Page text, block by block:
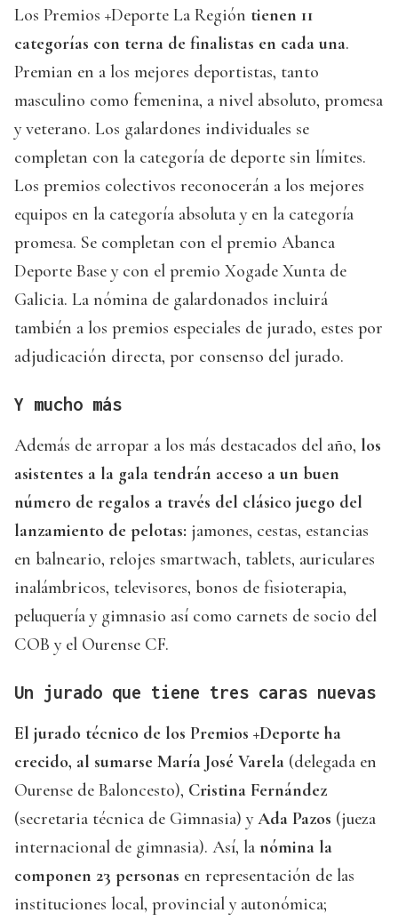
Los Premios +Deporte La Región tienen 11
categorías con terna de finalistas en cada una.
Premian en a los mejores deportistas, tanto
masculino como femenina, a nivel absoluto, promesa
y veterano. Los galardones individuales se
completan con la categoría de deporte sin límites.
Los premios colectivos reconocerán a los mejores
equipos en la categoría absoluta y en la categoría
promesa. Se completan con el premio Abanca
Deporte Base y con el premio Xogade Xunta de
Galicia. La nómina de galardonados incluirá
también a los premios especiales de jurado, estes por
adjudicación directa, por consenso del jurado.
Y mucho más
Además de arropar a los más destacados del año, los
asistentes a la gala tendrán acceso a un buen
número de regalos a través del clásico juego del
lanzamiento de pelotas: jamones, cestas, estancias
en balneario, relojes smartwach, tablets, auriculares
inalámbricos, televisores, bonos de fisioterapia,
peluquería y gimnasio así como carnets de socio del
COB y el Ourense CF.
Un jurado que tiene tres caras nuevas
El jurado técnico de los Premios +Deporte ha
crecido, al sumarse María José Varela (delegada en
Ourense de Baloncesto), Cristina Fernández
(secretaria técnica de Gimnasia) yAda Pazos (jueza
internacional de gimnasia). Así, la nómina la
componen 23 personas en representación de las
instituciones local, provincial y autonómica;